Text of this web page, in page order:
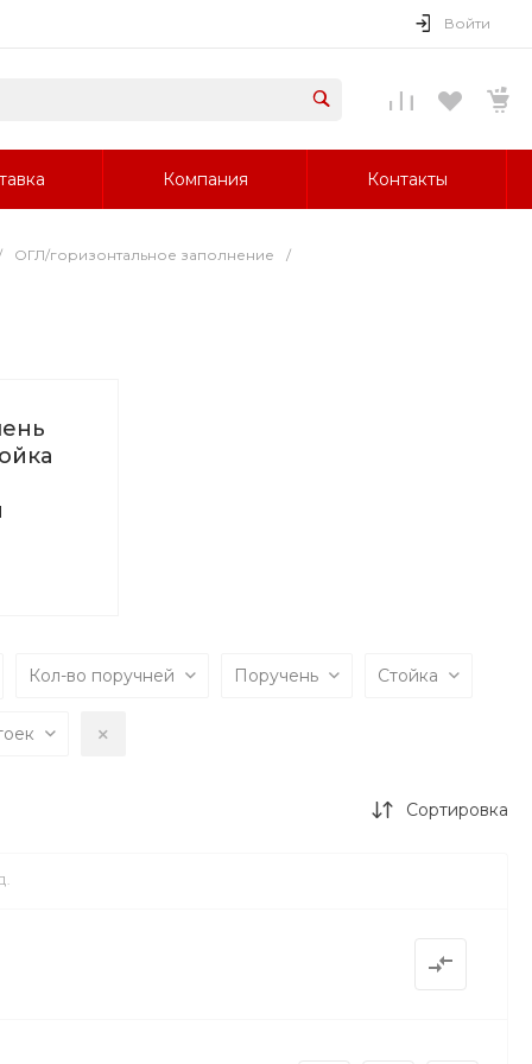
Войти
Компания Контакты
ОГЛ/горизонтальное заполнение /
Кол-во поручней Поручень Стойка
Сортировка